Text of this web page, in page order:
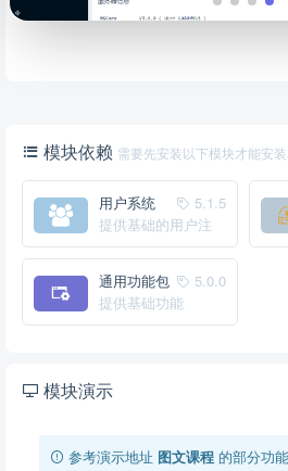
模块依赖 需要先安装以下模块才能安
5.1.5
用户系统
提供基础的用户注
册、登录服务
5.0.0
通用功能包
提供基础功能
模块演示
参考演示地址 图文课程 的部分功能